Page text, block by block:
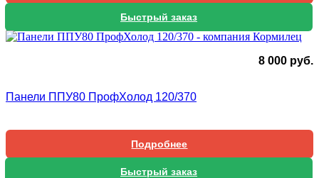
Быстрый заказ
8 000 руб.
Панели ППУ80 ПрофХолод 120/370
Подробнее
Быстрый заказ